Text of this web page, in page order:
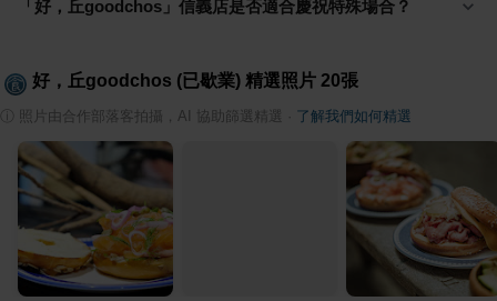
「好，丘goodchos」信義店是否適合慶祝特殊場合？
好，丘goodchos (已歇業) 精選照片 20張
照片由合作部落客拍攝，AI 協助篩選精選 了解我們如何精選